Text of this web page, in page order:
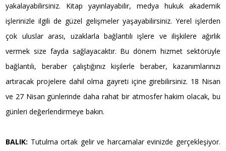
yakalayabilirsiniz. Kitap yayınlayabilir, medya hukuk akademik
işlerinizle ilgili de güzel gelişmeler yaşayabilirsiniz. Yerel işlerden
çok uluslar arası, uzaklarla bağlantılı işlere ve ilişkilere ağırlık
vermek size fayda sağlayacaktır. Bu dönem hizmet sektörüyle
bağlantılı, beraber çalıştığınız kişilerle beraber, kazanımlarınızı
artıracak projelere dahil olma gayreti içine girebilirsiniz. 18 Nisan
ve 27 Nisan günlerinde daha rahat bir atmosfer hakim olacak, bu
günleri değerlendirmeye bakın.
BALIK: Tutulma ortak gelir ve harcamalar evinizde gerçekleşiyor.